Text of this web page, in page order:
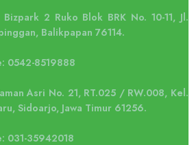
2 Ruko Blok BRK No. 10-11, Jl.
Balikpapan 76114.
0542-8519888
Asri No. 21, RT.025 / RW.008, Kel.
Sidoarjo, Jawa Timur 61256.
031-35942018